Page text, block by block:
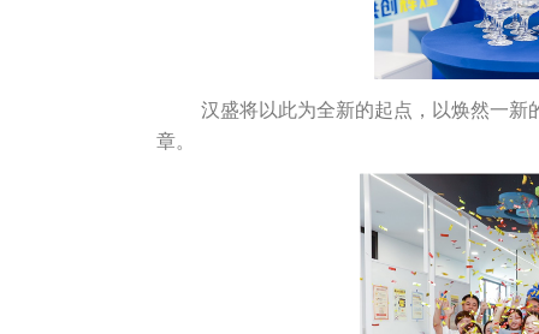
汉盛将以此为全新的起点，以焕然一
章。